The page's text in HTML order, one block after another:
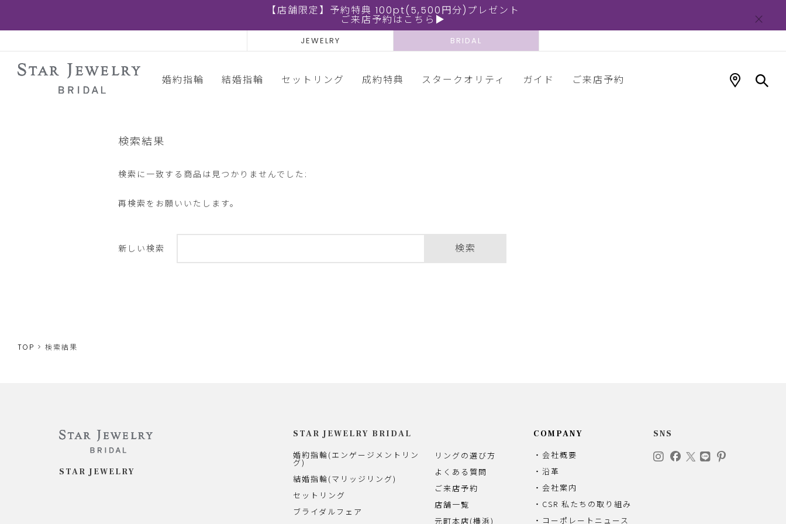
【店舗限定】予約特典 100pt(5,500円分)プレゼント
ご来店予約はこちら▶
JEWELRY BRIDAL
婚約指輪 結婚指輪 セットリング 成約特典 スタークオリティ ガイド ご来店予約
検索結果
検索に一致する商品は見つかりませんでした:
再検索をお願いいたします。
新しい検索 検索
TOP 検索結果
STAR JEWELRY
STAR JEWELRY BRIDAL
婚約指輪(エンゲージメントリン
グ)
結婚指輪(マリッジリング)
セットリング
ブライダルフェア
リングの選び方
よくある質問
ご来店予約
店舗一覧
元町本店(横浜)
COMPANY
・会社概要
・沿革
・会社案内
・CSR 私たちの取り組み
・コーポレートニュース
SNS